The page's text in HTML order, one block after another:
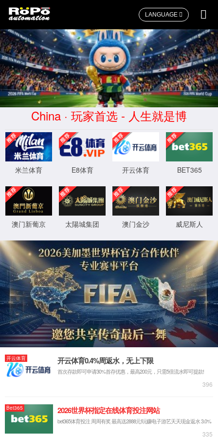
LANGUAGE
釜底球阀 RP-500 法兰球阀
RP-300 电动三片式球阀 RP-500F 衬氟球阀
RP-700 塑料球阀 RP-500D 锻造球阀